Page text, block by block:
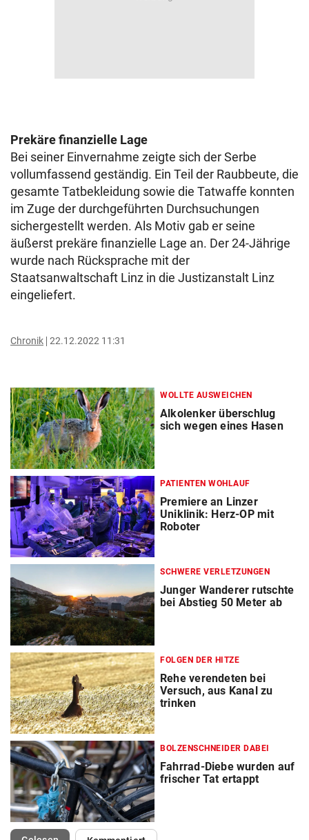
Prekäre finanzielle Lage
Bei seiner Einvernahme zeigte sich der Serbe
vollumfassend geständig. Ein Teil der Raubbeute, die
gesamte Tatbekleidung sowie die Tatwaffe konnten
im Zuge der durchgeführten Durchsuchungen
sichergestellt werden. Als Motiv gab er seine
äußerst prekäre finanzielle Lage an. Der 24-Jährige
wurde nach Rücksprache mit der
Staatsanwaltschaft Linz in die Justizanstalt Linz
eingeliefert.
Chronik 22.12.2022 11:31
WOLLTE AUSWEICHEN
Alkolenker überschlug
sich wegen eines Hasen
PATIENTEN WOHLAUF
Premiere an Linzer
Uniklinik: Herz-OP mit
Roboter
SCHWERE VERLETZUNGEN
Junger Wanderer rutschte
bei Abstieg 50 Meter ab
FOLGEN DER HITZE
Rehe verendeten bei
Versuch, aus Kanal zu
trinken
BOLZENSCHNEIDER DABEI
Fahrrad-Diebe wurden auf
frischer Tat ertappt